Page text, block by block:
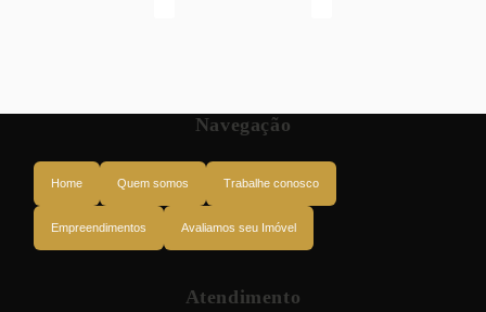
Rua Sampaio Ferraz, 20250-040, Estácio, Rio de Janeiro, Rio de Janeiro,
Navegação
Home Quem somos Trabalhe conosco
Empreendimentos Avaliamos seu Imóvel
Atendimento